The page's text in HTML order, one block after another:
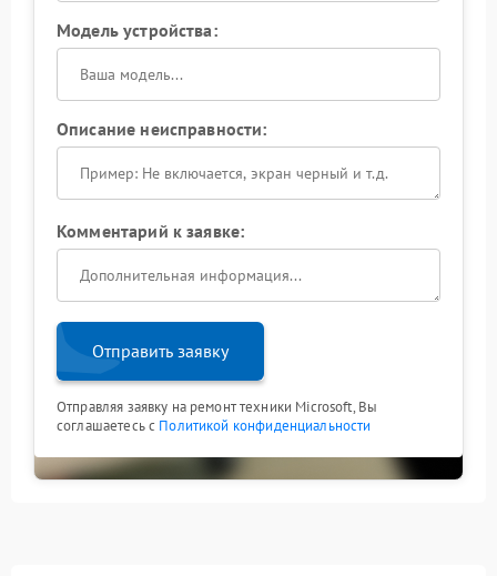
Модель устройства:
Описание неисправности:
Комментарий к заявке:
Отправить заявку
Отправляя заявку на ремонт техники Microsoft, Вы
соглашаетесь с Политикой конфиденциальности